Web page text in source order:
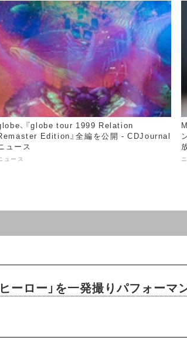
、『globe tour 1999 Relation
Edition』全編を公開 - CDJournal
ュース
ュース
ーロー」を一発撮りパフォーマ